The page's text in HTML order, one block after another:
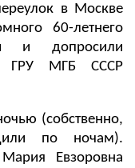
в Москве
60-летнего
и допросили
ГРУ МГБ СССР
(собственно,
по ночам).
Евзоровна